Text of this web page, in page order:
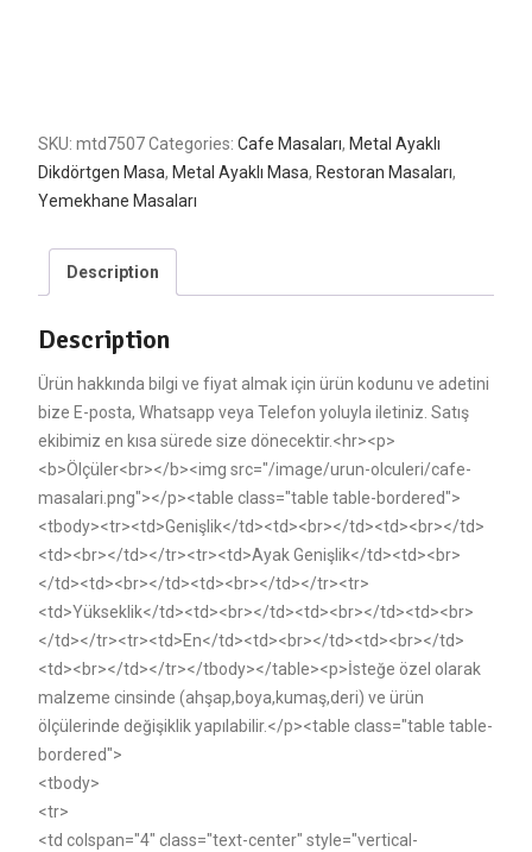
SKU: mtd7507 Categories: Cafe Masaları, Metal Ayaklı
Dikdörtgen Masa, Metal Ayaklı Masa, Restoran Masaları,
Yemekhane Masaları
Description
Description
Ürün hakkında bilgi ve fiyat almak için ürün kodunu ve adetini
bize E-posta, Whatsapp veya Telefon yoluyla iletiniz. Satış
ekibimiz en kısa sürede size dönecektir.<hr><p>
<b>Ölçüler<br></b><img src="/image/urun-olculeri/cafe-
masalari.png"></p><table class="table table-bordered">
<tbody><tr><td>Genişlik</td><td><br></td><td><br></td>
<td><br></td></tr><tr><td>Ayak Genişlik</td><td><br>
</td><td><br></td><td><br></td></tr><tr>
<td>Yükseklik</td><td><br></td><td><br></td><td><br>
</td></tr><tr><td>En</td><td><br></td><td><br></td>
<td><br></td></tr></tbody></table><p>İsteğe özel olarak
malzeme cinsinde (ahşap,boya,kumaş,deri) ve ürün
ölçülerinde değişiklik yapılabilir.</p><table class="table table-
bordered">
<tbody>
<tr>
<td colspan="4" class="text-center" style="vertical-